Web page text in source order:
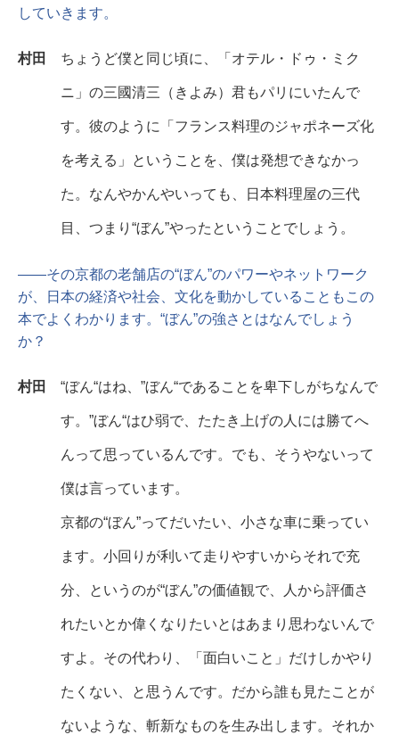
していきます。
村田 ちょうど僕と同じ頃に、「オテル・ドゥ・ミク
ニ」の三國清三（きよみ）君もパリにいたんで
す。彼のように「フランス料理のジャポネーズ化
を考える」ということを、僕は発想できなかっ
た。なんやかんやいっても、日本料理屋の三代
目、つまり“ぼん”やったということでしょう。
――その京都の老舗店の“ぼん”のパワーやネットワーク
が、日本の経済や社会、文化を動かしていることもこの
本でよくわかります。“ぼん”の強さとはなんでしょう
か？
村田 “ぼん“はね、”ぼん“であることを卑下しがちなんで
す。”ぼん“はひ弱で、たたき上げの人には勝てへ
んって思っているんです。でも、そうやないって
僕は言っています。
京都の“ぼん”ってだいたい、小さな車に乗ってい
ます。小回りが利いて走りやすいからそれで充
分、というのが“ぼん”の価値観で、人から評価さ
れたいとか偉くなりたいとはあまり思わないんで
すよ。その代わり、「面白いこと」だけしかやり
たくない、と思うんです。だから誰も見たことが
ないような、斬新なものを生み出します。それか